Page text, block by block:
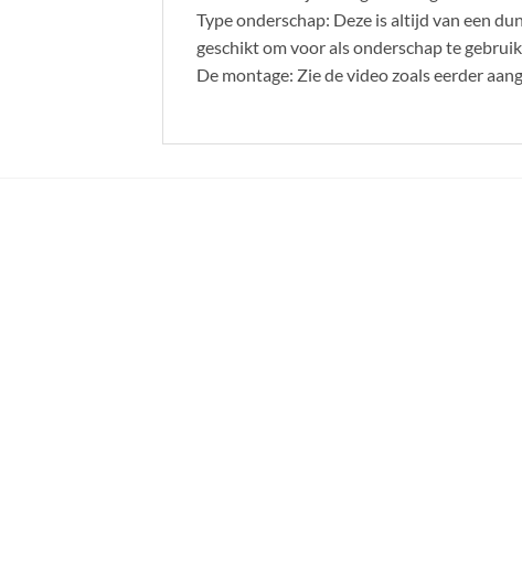
Type onderschap: Deze is altijd van een
geschikt om voor als onderschap te
De montage: Zie de video zoals eerder